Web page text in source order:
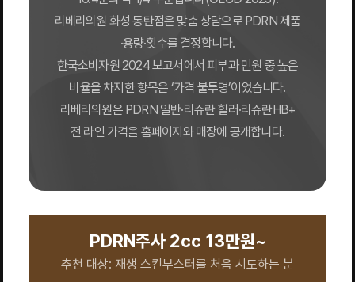
리베리의원 화성 동탄점은 맞춤 상담으로 PDRN 제품
·용량·횟수를 결정합니다.
한국소비자원 2024 보고서에서 피부과 민원 중 높은
비율을 차지한 항목은 ‘가격 불투명’이었습니다.
리베리의원은 PDRN 일반·리쥬란 힐러·리쥬란HB+
전 라인 가격을 홈페이지와 매장에 공개합니다.
PDRN주사 2cc 13만원~
추천 대상: 재생 스킨부스터를 처음 시도하는 분